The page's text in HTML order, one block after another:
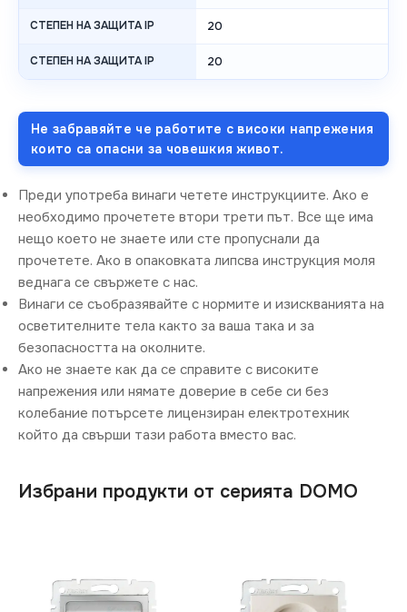
СТЕПЕН НА ЗАЩИТА IP 20
СТЕПЕН НА ЗАЩИТА IP 20
Не забравяйте че работите с високи напрежения
които са опасни за човешкия живот.
Преди употреба винаги четете инструкциите. Ако е
необходимо прочетете втори трети път. Все ще има
нещо което не знаете или сте пропуснали да
прочетете. Ако в опаковката липсва инструкция моля
веднага се свържете с нас.
Винаги се съобразявайте с нормите и изискванията на
осветителните тела както за ваша така и за
безопасността на околните.
Ако не знаете как да се справите с високите
напрежения или нямате доверие в себе си без
колебание потърсете лицензиран електротехник
който да свърши тази работа вместо вас.
Избрани продукти от серията DOMO